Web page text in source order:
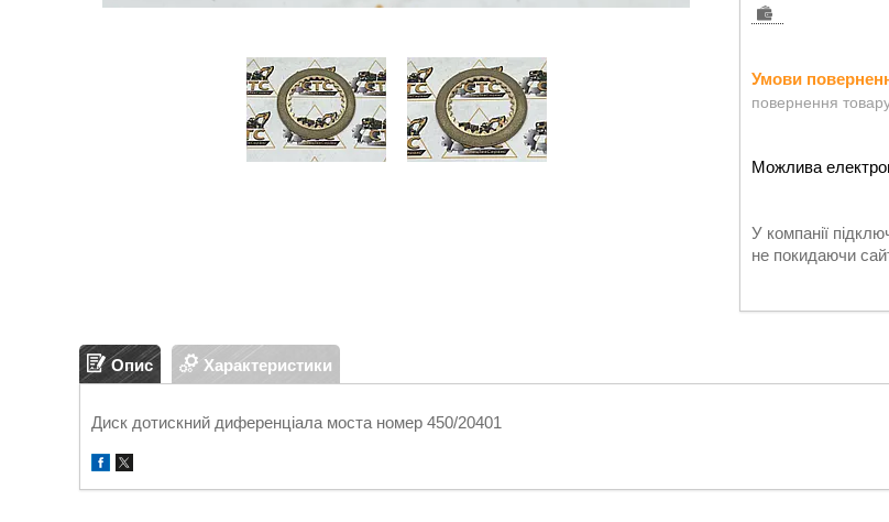
повернення
У компанії
не покидаючи
Опис Характеристики
Диск дотискний диференціала моста номер 450/20401